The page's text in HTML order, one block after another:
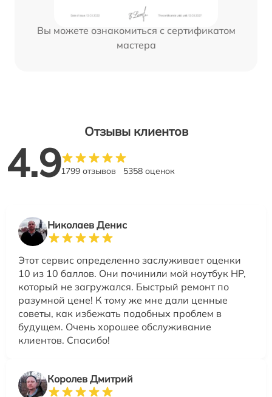
Вы можете ознакомиться с сертификатом
мастера
Отзывы клиентов
4.91799 отзывов 5358 оценок
Николаев Денис
Этот сервис определенно заслуживает оценки
10 из 10 баллов. Они починили мой ноутбук HP,
который не загружался. Быстрый ремонт по
разумной цене! К тому же мне дали ценные
советы, как избежать подобных проблем в
будущем. Очень хорошее обслуживание
клиентов. Спасибо!
Королев Дмитрий